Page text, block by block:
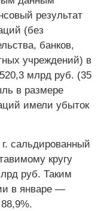
результат
(без
банков,
учреждений) в
млрд руб. (35
в размере
имели убыток
сальдированный
кругу
руб. Таким
в январе —